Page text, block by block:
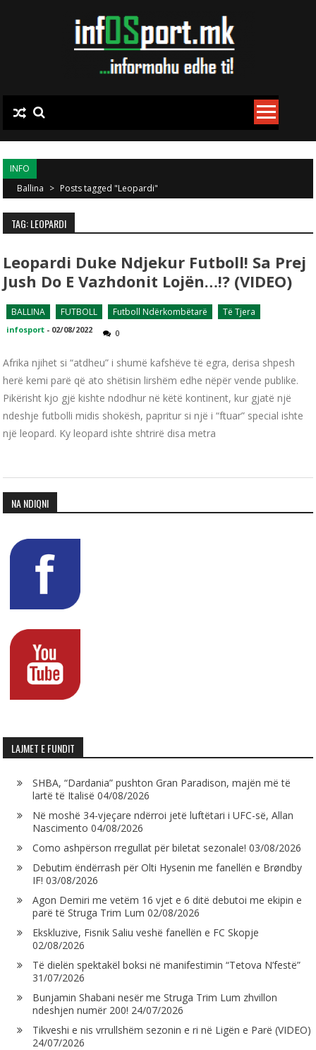
INFO
Ballina > Posts tagged "Leopardi"
TAG: LEOPARDI
Leopardi Duke Ndjekur Futboll! Sa Prej
Jush Do E Vazhdonit Lojën…!? (VIDEO)
BALLINA FUTBOLL Futboll Ndërkombëtarë Të Tjera
infosport - 02/08/2022 0
Afrika njihet si “atdheu” i shumë kafshëve të egra, derisa shpesh
herë kemi parë që ato shëtisin lirshëm edhe nëpër vende publike.
Pikërisht kjo gjë kishte ndodhur në këtë kontinent, kur gjatë një
ndeshje futbolli midis shokësh, papritur si një i “ftuar” special ishte
një leopard. Ky leopard ishte shtrirë disa metra
NA NDIQNI
LAJMET E FUNDIT
SHBA, “Dardania” pushton Gran Paradison, majën më të
lartë të Italisë 04/08/2026
Në moshë 34-vjeçare ndërroi jetë luftëtari i UFC-së, Allan
Nascimento 04/08/2026
Como ashpërson rregullat për biletat sezonale! 03/08/2026
Debutim ëndërrash për Olti Hysenin me fanellën e Brøndby
IF! 03/08/2026
Agon Demiri me vetëm 16 vjet e 6 ditë debutoi me ekipin e
parë të Struga Trim Lum 02/08/2026
Ekskluzive, Fisnik Saliu veshë fanellën e FC Skopje
02/08/2026
Të dielën spektakël boksi në manifestimin “Tetova N’festë”
31/07/2026
Bunjamin Shabani nesër me Struga Trim Lum zhvillon
ndeshjen numër 200! 24/07/2026
Tikveshi e nis vrrullshëm sezonin e ri në Ligën e Parë (VIDEO)
24/07/2026